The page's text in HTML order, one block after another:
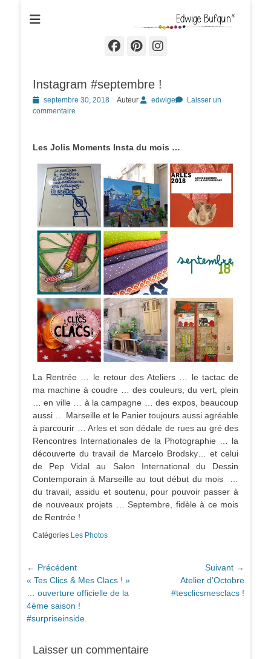
Edwige Bufquin
Facebook
Pinterest
Instagram
Instagram #septembre !
Posted
on
septembre 30, 2018 Auteur edwige
Laisser un
commentaire
Les Jolis Moments Insta du mois …
La Rentrée … le retour des Ateliers … le tactac de
ma machine à coudre … des couleurs, du vert, plein
… en ville … à la campagne … des expos, beaucoup
aussi … Marseille et le Panier toujours aussi agréable
à parcourir … Arles et son dédale de rues au gré des
Rencontres Internationales de la Photographie … la
découverte du travail de Marcelo Brodsky… et celui
de Pep Vidal au Salon International du Dessin
Contemporain à Marseille au tout début du mois …
du travail, assidu et soutenu, pour pouvoir passer à
de nouveaux projets … Septembre, fidèle à ce mois
de Rentrée !
Catégories Les Photos
Navigation
de
l’article
← Précédent
Article
précédent :
« Tes Clics & Mes Clacs ! »
… ouverture officielle de la
4ème saison !
#surpriseinside
Suivant →
Atelier d’Octobre
#tesclicsmesclacs !
Laisser un commentaire